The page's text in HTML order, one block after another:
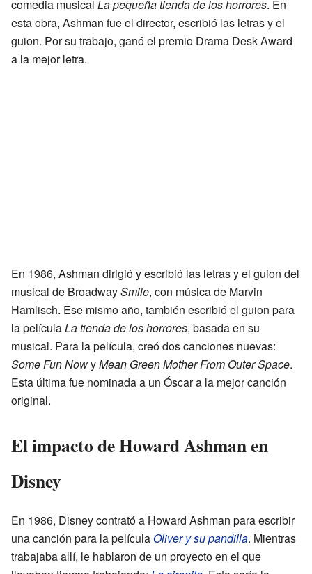
comedia musical La pequeña tienda de los horrores. En
esta obra, Ashman fue el director, escribió las letras y el
guion. Por su trabajo, ganó el premio Drama Desk Award
a la mejor letra.
En 1986, Ashman dirigió y escribió las letras y el guion del
musical de BroadwaySmile, con música de Marvin
Hamlisch. Ese mismo año, también escribió el guion para
la películaLa tienda de los horrores, basada en su
musical. Para la película, creó dos canciones nuevas:
Some Fun NowyMean Green Mother From Outer Space.
Esta última fue nominada a un Óscar a la mejor canción
original.
El impacto de Howard Ashman en
Disney
En 1986, Disney contrató a Howard Ashman para escribir
una canción para la películaOliver y su pandilla. Mientras
trabajaba allí, le hablaron de un proyecto en el que